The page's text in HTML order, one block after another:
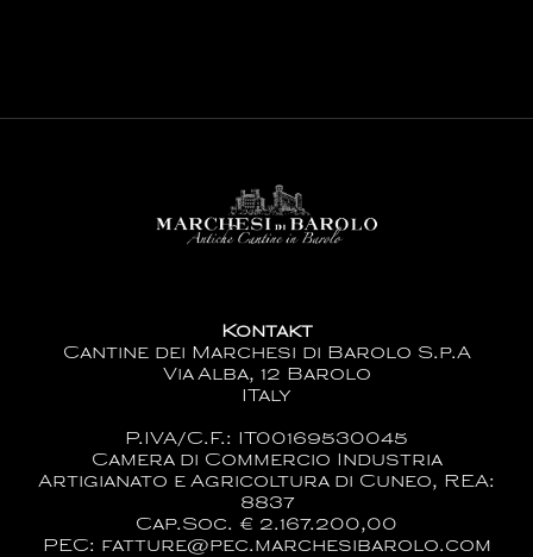
Kontakt
Cantine dei Marchesi di Barolo S.p.A
Via Alba, 12 Barolo
ITaly
P.IVA/C.F.: IT00169530045
Camera di Commercio Industria
Artigianato e Agricoltura di Cuneo, REA:
8837
Cap.Soc. € 2.167.200,00
PEC: fatture@pec.marchesibarolo.com